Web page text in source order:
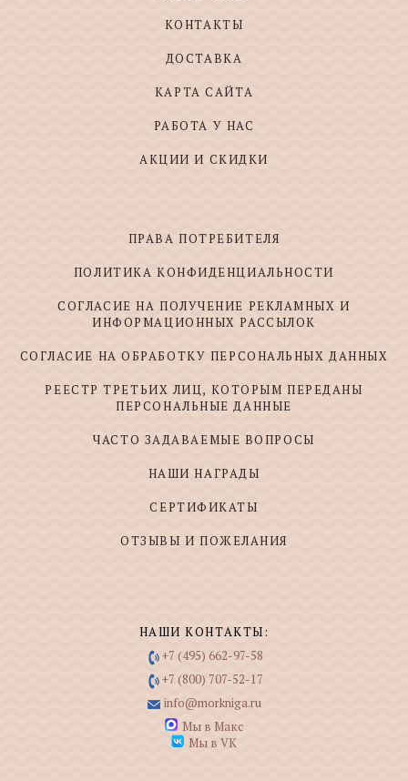
КОНТАКТЫ
ДОСТАВКА
КАРТА САЙТА
РАБОТА У НАС
АКЦИИ И СКИДКИ
ПРАВА ПОТРЕБИТЕЛЯ
ПОЛИТИКА КОНФИДЕНЦИАЛЬНОСТИ
СОГЛАСИЕ НА ПОЛУЧЕНИЕ РЕКЛАМНЫХ И
ИНФОРМАЦИОННЫХ РАССЫЛОК
СОГЛАСИЕ НА ОБРАБОТКУ ПЕРСОНАЛЬНЫХ ДАННЫХ
РЕЕСТР ТРЕТЬИХ ЛИЦ, КОТОРЫМ ПЕРЕДАНЫ
ПЕРСОНАЛЬНЫЕ ДАННЫЕ
ЧАСТО ЗАДАВАЕМЫЕ ВОПРОСЫ
НАШИ НАГРАДЫ
СЕРТИФИКАТЫ
ОТЗЫВЫ И ПОЖЕЛАНИЯ
НАШИ КОНТАКТЫ:
+7 (495) 662-97-58
+7 (800) 707-52-17
info@morkniga.ru
Мы в Макс
Мы в VK